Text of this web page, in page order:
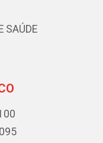
SAÚDE